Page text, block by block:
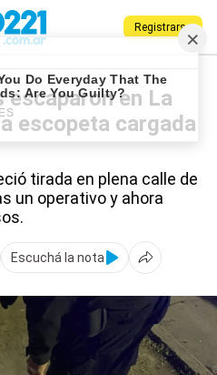
Registrarse
Plata
en La
escopeta cargada
tirada en plena calle de
un operativo y ahora
Escuchá la nota